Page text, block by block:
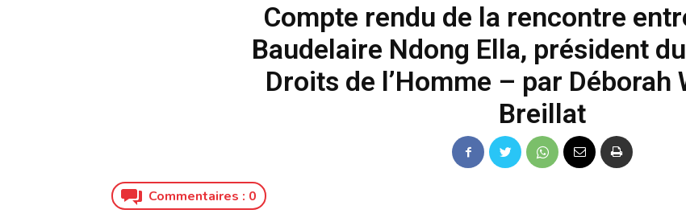
Compte rendu de la rencontre
Baudelaire Ndong Ella, président
Droits de l’Homme – par Déborah
Breillat
Commentaires : 0